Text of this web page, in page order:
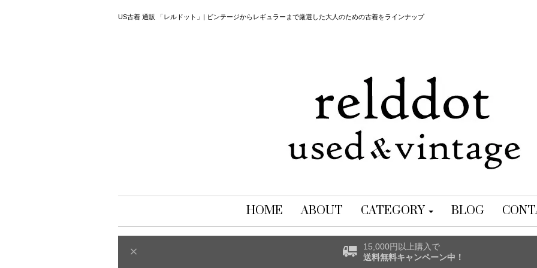
US古着 通販 「レルドット」| ビンテージからレギュラーまで厳選した大人のための古着をラインナップ
HOME ABOUT CATEGORY BLOG
15,000円以上購入で
送料無料キャンペーン中！